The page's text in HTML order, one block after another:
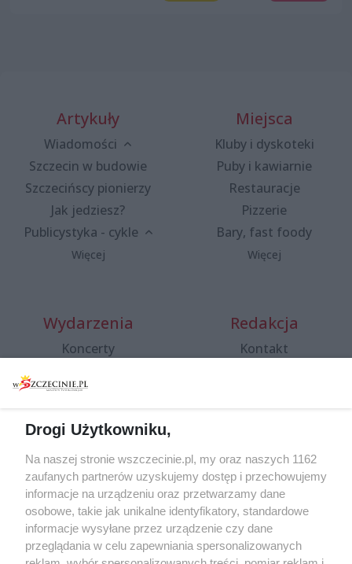
Artykuły
Wiadomości
Szczecin w budowie
Szczecińscy pionierzy
Jak jedziesz?
Publicystyka - cykle
Więcej
Miejsca
Kluby i dyskoteki
Puby i kawiarnie
Restauracje
Pizzerie
Bary, fast foody
Więcej
Wydarzenia
Koncerty
Spacery i oprowadzania
targi
Wernisaże
Więcej
Redakcja
Kontakt
Specjalny koncert z okazji
20. urodzin portalu
wSzczecinie.pl
Regulamin konkursów
śniadaniówka "Hej
Szczecin! Jest piątek!"
Drogi Użytkowniku,
Na naszej stronie wszczecinie.pl, my oraz naszych 1162
zaufanych partnerów uzyskujemy dostęp i przechowujemy
informacje na urządzeniu oraz przetwarzamy dane
osobowe, takie jak unikalne identyfikatory, standardowe
informacje wysyłane przez urządzenie czy dane
przeglądania w celu zapewniania spersonalizowanych